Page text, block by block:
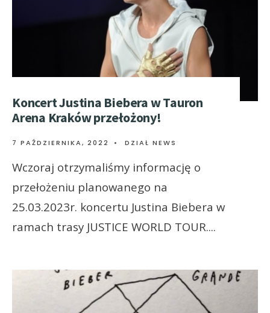
Koncert Justina Biebera w Tauron
Arena Kraków przełożony!
7 PAŹDZIERNIKA, 2022 • DZIAŁ NEWS
Wczoraj otrzymaliśmy informację o
przełożeniu planowanego na
25.03.2023r. koncertu Justina Biebera w
ramach trasy JUSTICE WORLD TOUR....